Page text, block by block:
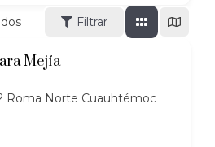
Filtrar
Mejía
Roma Norte Cuauhtémoc